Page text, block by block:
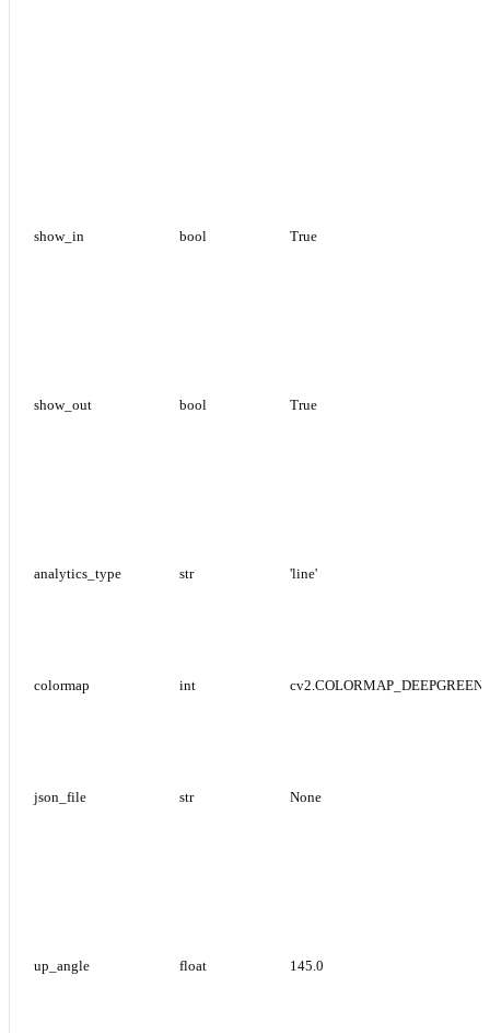
show_in bool True
show_out bool True
analytics_type str 'line'
colormap int cv2.COLORMAP_DEEPGREEN
json_file str None
up_angle float 145.0